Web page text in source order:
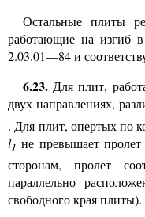
Остальные плиты
работающие на изгиб
2.03.01—84 и
6.23.Для плит,
двух направлениях,
. Для плит, опертых по
l1 не превышает пролет
сторонам, пролет
параллельно
свободного края плиты).